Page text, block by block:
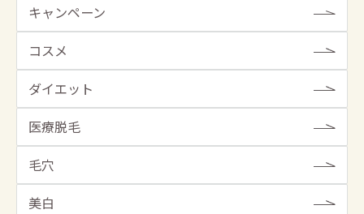
キャンペーン
コスメ
ダイエット
医療脱毛
毛穴
美白